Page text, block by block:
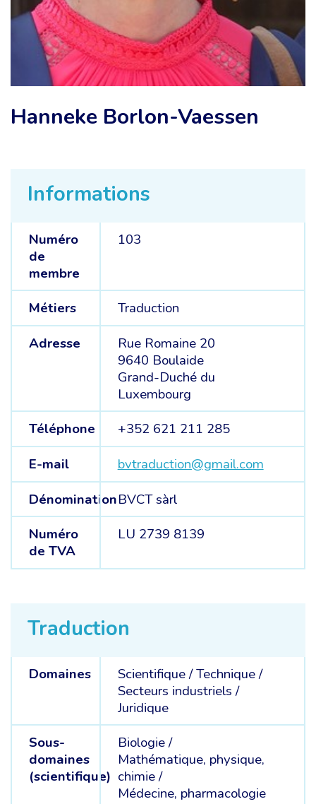
Informations
Numéro
de
membre
103
Métiers
Traduction
Adresse
Rue Romaine 20
9640 Boulaide
Grand-Duché du
Luxembourg
Téléphone
+352 621 211 285
E-mail
bvtraduction@gmail.com
DénominationBVCT sàrl
Numéro
de TVA
LU 2739 8139
Traduction
Domaines Scientifique /Technique /
Secteurs industriels /
Juridique
Sous-
domaines
(scientifique)
Biologie /
Mathématique, physique,
chimie /
Médecine, pharmacologie
Hanneke Borlon-Vaessen